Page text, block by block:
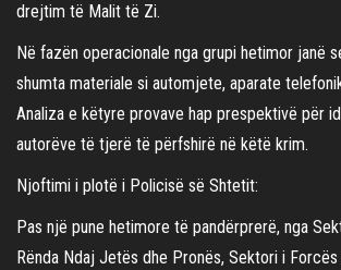
drejtim të Malit të Zi.
Në fazën operacionale nga grupi hetimor janë
shumta materiale si automjete, aparate
Analiza e këtyre provave hap prespektivë për
autorëve të tjerë të përfshirë në këtë krim.
Njoftimi i plotë i Policisë së Shtetit:
Pas një pune hetimore të pandërprerë, nga
Rënda Ndaj Jetës dhe Pronës, Sektori i